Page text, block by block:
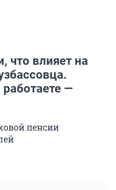
что влияет на
—
пенсии